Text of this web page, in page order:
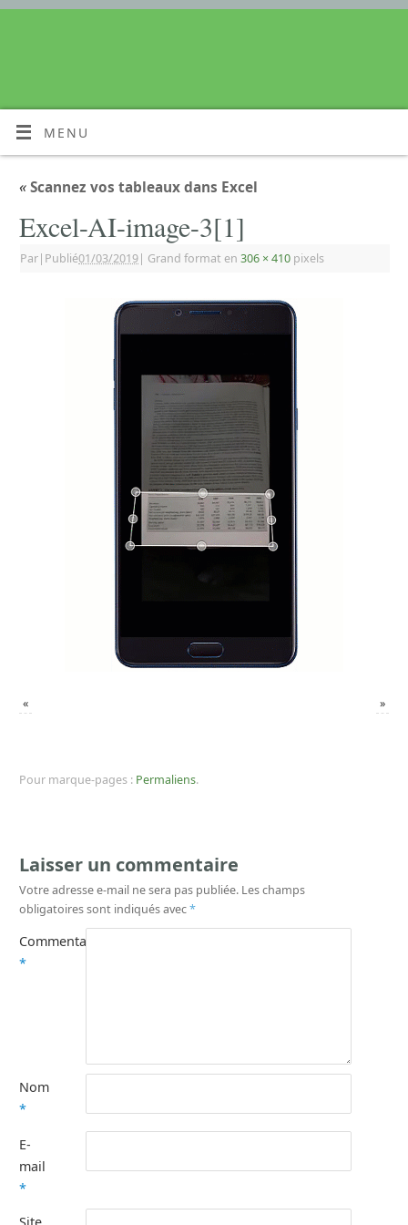
MENU
«Scannez vos tableaux dans Excel
Excel-AI-image-3[1]
Par| Publié01/03/2019| Grand format en 306 × 410 pixels
« »
Pour marque-pages : Permaliens.
Laisser un commentaire
Votre adresse e-mail ne sera pas publiée. Les champs
obligatoires sont indiqués avec*
Commentaire
*
Nom
*
E-
mail
*